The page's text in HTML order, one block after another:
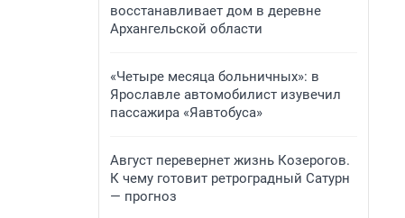
восстанавливает дом в деревне
Архангельской области
«Четыре месяца больничных»: в
Ярославле автомобилист изувечил
пассажира «Яавтобуса»
Август перевернет жизнь Козерогов.
К чему готовит ретроградный Сатурн
— прогноз